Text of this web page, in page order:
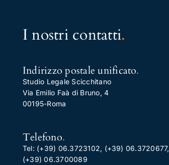
I nostri contatti.
Indirizzo postale unificato.
Studio Legale Scicchitano
Via Emilio Faà di Bruno, 4
00195-Roma
Telefono.
Tel: (+39) 06.3723102, (+39) 06.3720677,
(+39) 06.3700089